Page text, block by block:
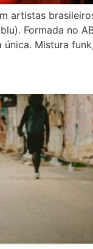
artistas
Formada no
única. Mistura